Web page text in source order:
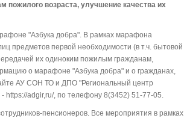
пожилого возраста, улучшение качества их
"Азбука добра". В рамках марафона
предметов первой необходимости (в т.ч. бытовой
их одиноким пожилым гражданам,
о марафоне "Азбука добра" и о гражданах,
АУ СОН ТО и ДПО "Региональный центр
- https://adgir,ru/, по телефону 8(3452) 51-77-05.
пенсионеров. Все мероприятия в рамках